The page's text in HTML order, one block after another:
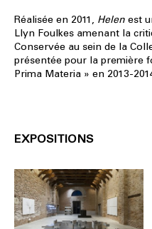
Réalisée en 2011, Helen est
Llyn Foulkes amenant la
Conservée au sein de la
présentée pour la première
Prima Materia » en 2013-
EXPOSITIONS